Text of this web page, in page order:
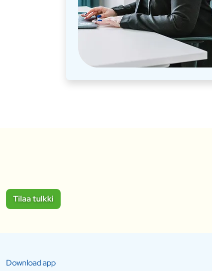
Tilaa tulkki
Download app